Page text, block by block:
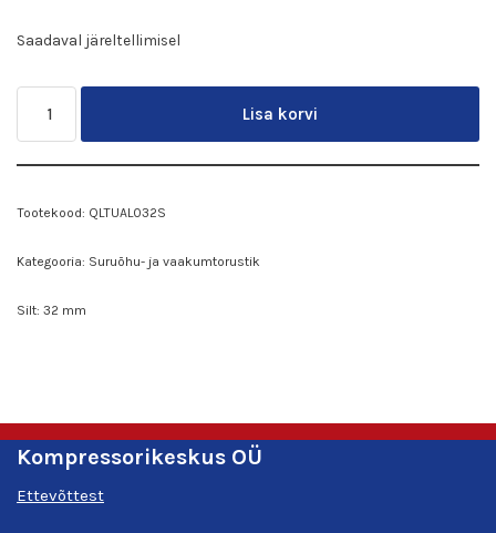
Saadaval järeltellimisel
Lisa korvi
Tootekood: QLTUAL032S
Kategooria: Suruõhu- ja vaakumtorustik
Silt: 32 mm
Kompressorikeskus OÜ
Ettevõttest